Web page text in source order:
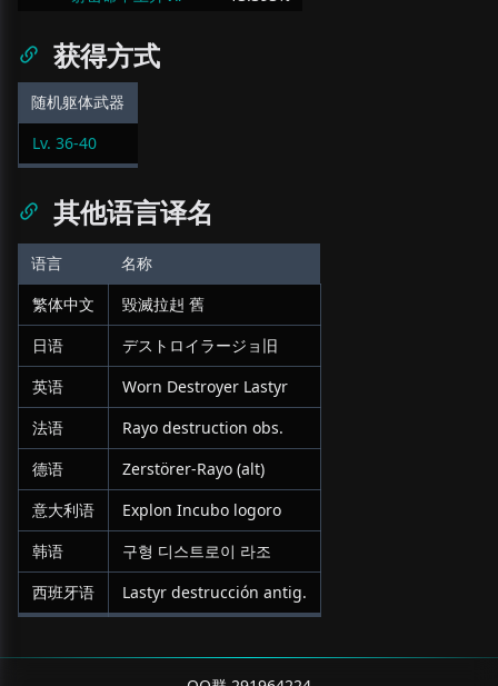
获得方式
随机躯体武器
Lv. 36-40
其他语言译名
语言
名称
繁体中文
毀滅拉赳 舊
日语
デストロイラージョ旧
英语
Worn Destroyer Lastyr
法语
Rayo destruction obs.
德语
Zerstörer-Rayo (alt)
意大利语
Explon Incubo logoro
韩语
구형 디스트로이 라조
西班牙语
Lastyr destrucción antig.